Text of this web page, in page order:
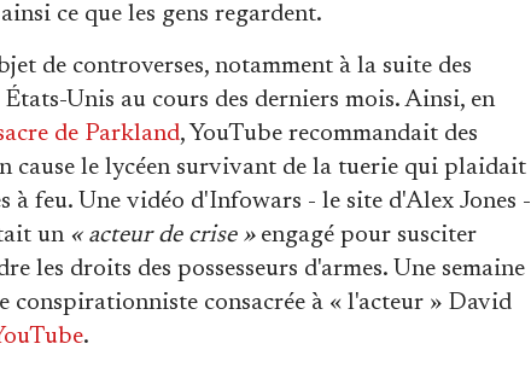
ce que les gens regardent.
de controverses, notamment à la suite des
Unis au cours des derniers mois. Ainsi, en
de Parkland, YouTube recommandait des
cause le lycéen survivant de la tuerie qui plaidait
feu. Une vidéo d'Infowars - le site d'Alex Jones -
un « acteur de crise »engagé pour susciter
les droits des possesseurs d'armes. Une semaine
conspirationniste consacrée à « l'acteur » David
.